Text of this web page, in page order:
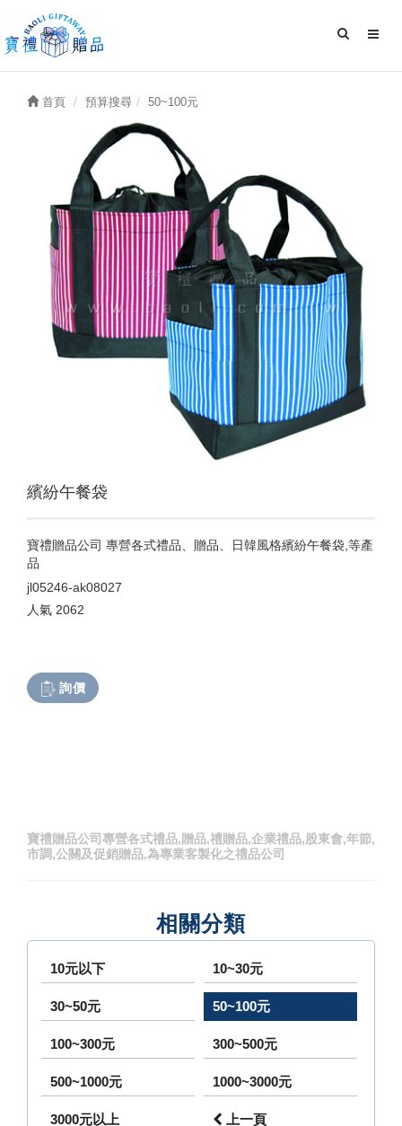
首頁 預算搜尋 50~100元
繽紛午餐袋
寶禮贈品公司 專營各式禮品、贈品、日韓風格繽紛午餐袋,等產
品
jl05246-ak08027
人氣 2062
詢價
寶禮贈品公司專營各式禮品,贈品,禮贈品,企業禮品,股東會,年節,
市調,公關及促銷贈品,為專業客製化之禮品公司
相關分類
10元以下 10~30元
30~50元 50~100元
100~300元 300~500元
500~1000元 1000~3000元
3000元以上 上一頁